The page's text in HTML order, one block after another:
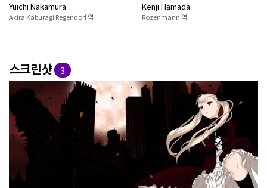
Yuichi Nakamura
Akira Kaburagi Regendorf 역
Kenji Hamada
Rozenmann 역
스크린샷 3